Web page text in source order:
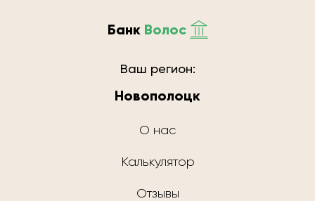
Банк Волос
Ваш регион:
Новополоцк
О нас
Калькулятор
Отзывы